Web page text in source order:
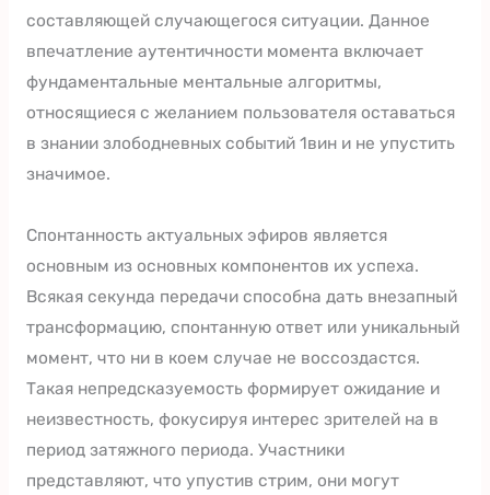
составляющей случающегося ситуации. Данное
впечатление аутентичности момента включает
фундаментальные ментальные алгоритмы,
относящиеся с желанием пользователя оставаться
в знании злободневных событий 1вин и не упустить
значимое.
Спонтанность актуальных эфиров является
основным из основных компонентов их успеха.
Всякая секунда передачи способна дать внезапный
трансформацию, спонтанную ответ или уникальный
момент, что ни в коем случае не воссоздастся.
Такая непредсказуемость формирует ожидание и
неизвестность, фокусируя интерес зрителей на в
период затяжного периода. Участники
представляют, что упустив стрим, они могут